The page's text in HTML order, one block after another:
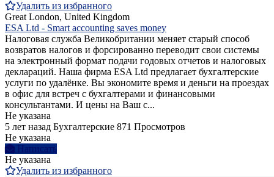
Удалить из избранного
Great London, United Kingdom
ESA Ltd - Smart accounting saves money
Налоговая служба Великобритании меняет старый способ
возвратов налогов и форсированно переводит свои системы
на электронный формат подачи годовых отчетов и налоговых
деклараций. Наша фирма ESA Ltd предлагает бухгалтерские
услуги по удалёнке. Вы экономите время и деньги на проездах
в офис для встреч с бухгалтерами и финансовыми
консультантами. И цены на Ваш с...
Не указана
5 лет назад Бухгалтерские 871 Просмотров
Не указана
Написать
Не указана
Удалить из избранного